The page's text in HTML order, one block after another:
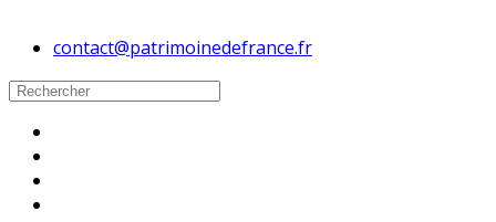
contact@patrimoinedefrance.fr